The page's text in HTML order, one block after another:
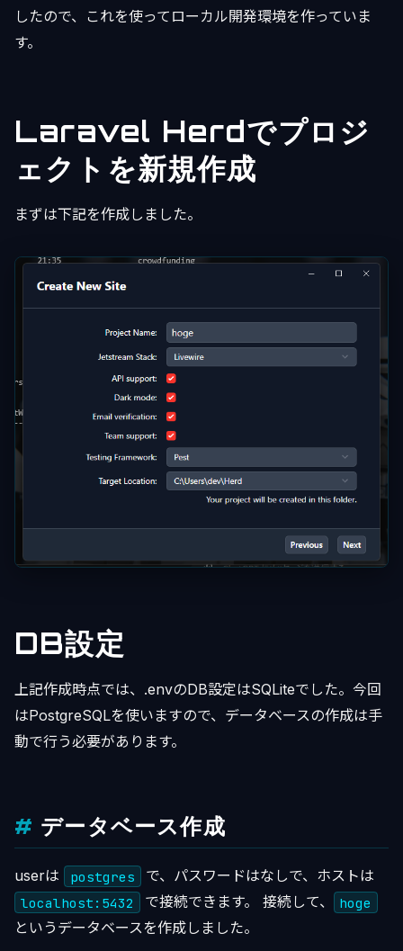
したので、これを使ってローカル開発環境を作っていま
す。
Laravel Herdでプロジ
ェクトを新規作成
まずは下記を作成しました。
DB設定
上記作成時点では、.envのDB設定はSQLiteでした。今回
はPostgreSQLを使いますので、データベースの作成は手
動で行う必要があります。
データベース作成
userは postgres で、パスワードはなしで、ホストは
localhost:5432 で接続できます。 接続して、 hoge
というデータベースを作成しました。